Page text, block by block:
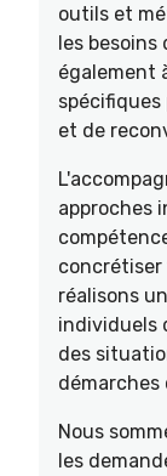
outils et
les besoins
également
spécifiques
et de
approches
concrétiser
réalisons
individuels
des
Nous
les